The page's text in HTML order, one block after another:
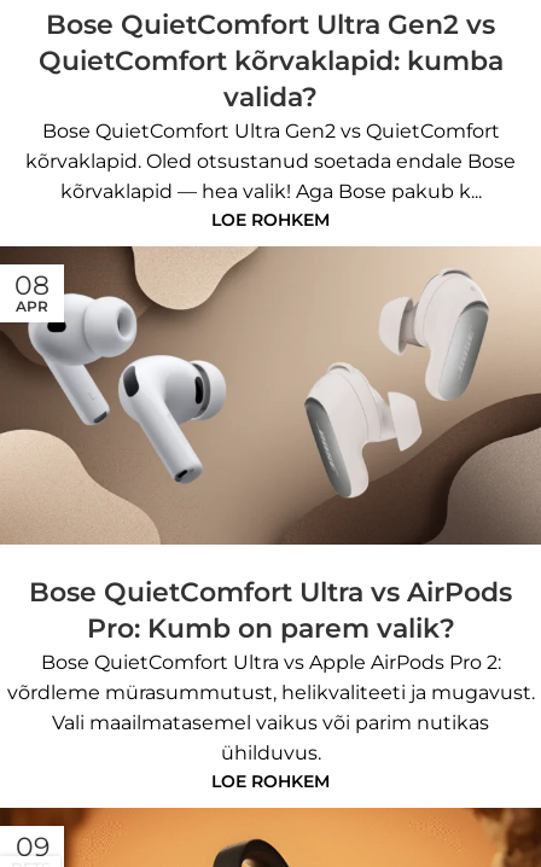
Bose QuietComfort Ultra Gen2 vs
QuietComfort kõrvaklapid: kumba
valida?
Bose QuietComfort Ultra Gen2 vs QuietComfort
kõrvaklapid. Oled otsustanud soetada endale Bose
kõrvaklapid — hea valik! Aga Bose pakub k...
LOE ROHKEM
08
APR
Bose QuietComfort Ultra vs AirPods
Pro: Kumb on parem valik?
Bose QuietComfort Ultra vs Apple AirPods Pro 2:
võrdleme mürasummutust, helikvaliteeti ja mugavust.
Vali maailmatasemel vaikus või parim nutikas
ühilduvus.
LOE ROHKEM
09